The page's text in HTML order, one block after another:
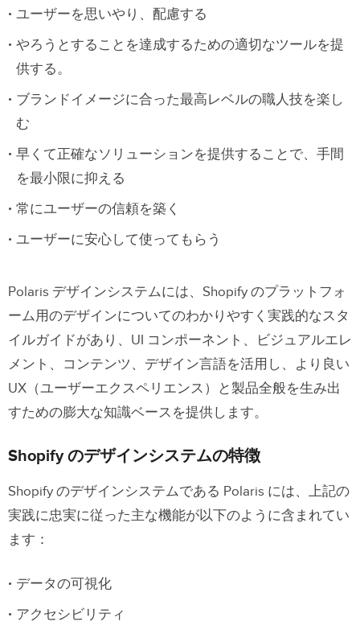
ユーザーを思いやり、配慮する
やろうとすることを達成するための適切なツールを提
供する。
ブランドイメージに合った最高レベルの職人技を楽し
む
早くて正確なソリューションを提供することで、手間
を最小限に抑える
常にユーザーの信頼を築く
ユーザーに安心して使ってもらう
Polaris デザインシステムには、Shopify のプラットフォ
ーム用のデザインについてのわかりやすく実践的なスタ
イルガイドがあり、UI コンポーネント、ビジュアルエレ
メント、コンテンツ、デザイン言語を活用し、より良い
UX（ユーザーエクスペリエンス）と製品全般を生み出
すための膨大な知識ベースを提供します。
Shopify のデザインシステムの特徴
Shopify のデザインシステムである Polaris には、上記の
実践に忠実に従った主な機能が以下のように含まれてい
ます：
データの可視化
アクセシビリティ